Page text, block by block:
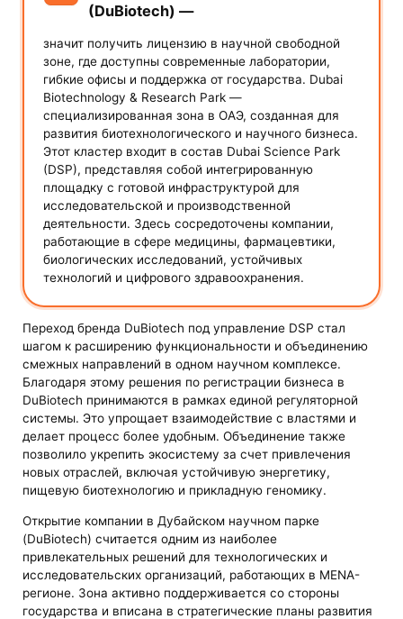
(DuBiotech) —
значит получить лицензию в научной свободной
зоне, где доступны современные лаборатории,
гибкие офисы и поддержка от государства. Dubai
Biotechnology & Research Park —
специализированная зона в ОАЭ, созданная для
развития биотехнологического и научного бизнеса.
Этот кластер входит в состав Dubai Science Park
(DSP), представляя собой интегрированную
площадку с готовой инфраструктурой для
исследовательской и производственной
деятельности. Здесь сосредоточены компании,
работающие в сфере медицины, фармацевтики,
биологических исследований, устойчивых
технологий и цифрового здравоохранения.
Переход бренда DuBiotech под управление DSP стал
шагом к расширению функциональности и объединению
смежных направлений в одном научном комплексе.
Благодаря этому решения по регистрации бизнеса в
DuBiotech принимаются в рамках единой регуляторной
системы. Это упрощает взаимодействие с властями и
делает процесс более удобным. Объединение также
позволило укрепить экосистему за счет привлечения
новых отраслей, включая устойчивую энергетику,
пищевую биотехнологию и прикладную геномику.
Открытие компании в Дубайском научном парке
(DuBiotech) считается одним из наиболее
привлекательных решений для технологических и
исследовательских организаций, работающих в MENA-
регионе. Зона активно поддерживается со стороны
государства и вписана в стратегические планы развития